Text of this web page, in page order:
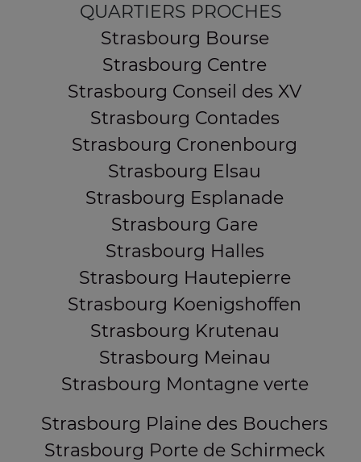
QUARTIERS PROCHES
Strasbourg Bourse
Strasbourg Centre
Strasbourg Conseil des XV
Strasbourg Contades
Strasbourg Cronenbourg
Strasbourg Elsau
Strasbourg Esplanade
Strasbourg Gare
Strasbourg Halles
Strasbourg Hautepierre
Strasbourg Koenigshoffen
Strasbourg Krutenau
Strasbourg Meinau
Strasbourg Montagne verte
Strasbourg Plaine des Bouchers
Strasbourg Porte de Schirmeck